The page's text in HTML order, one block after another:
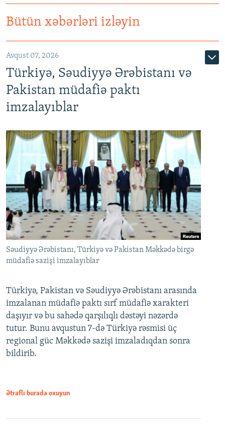
Bütün xəbərləri izləyin
Avqust 07, 2026
Türkiyə, Səudiyyə Ərəbistanı və
Pakistan müdafiə paktı
imzalayıblar
Səudiyyə Ərəbistanı, Türkiyə və Pakistan Məkkədə birgə
müdafiə sazişi imzalayıblar
Türkiyə, Pakistan və Səudiyyə Ərəbistanı arasında
imzalanan müdafiə paktı sırf müdafiə xarakteri
daşıyır və bu sahədə qarşılıqlı dəstəyi nəzərdə
tutur. Bunu avqustun 7-də Türkiyə rəsmisi üç
regional güc Məkkədə sazişi imzaladıqdan sonra
bildirib.
Ətraflı burada oxuyun